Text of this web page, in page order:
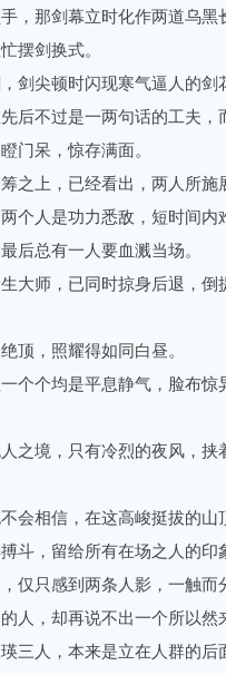
那剑幕立时化作两道乌黑
剑换式。
尖顿时闪现寒气逼人的剑
不过是一两句话的工夫，
呆，惊存满面。
上，已经看出，两人所施
人是功力悉敌，短时间内
总有一人要血溅当场。
师，已同时掠身后退，倒
，照耀得如同白昼。
个均是平息静气，脸布惊
境，只有冷烈的夜风，挟
相信，在这高峻挺拔的山
，留给所有在场之人的印
只感到两条人影，一触而
，却再说不出一个所以然
人，本来是立在人群的后